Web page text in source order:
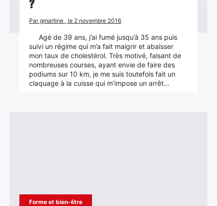
?
Par gmartine , le 2 novembre 2016
Agé de 39 ans, j’ai fumé jusqu’à 35 ans puis
suivi un régime qui m’a fait maigrir et abaisser
mon taux de cholestérol. Très motivé, faisant de
nombreuses courses, ayant envie de faire des
podiums sur 10 km, je me suis toutefois fait un
claquage à la cuisse qui m’impose un arrêt…
Forme et bien-être